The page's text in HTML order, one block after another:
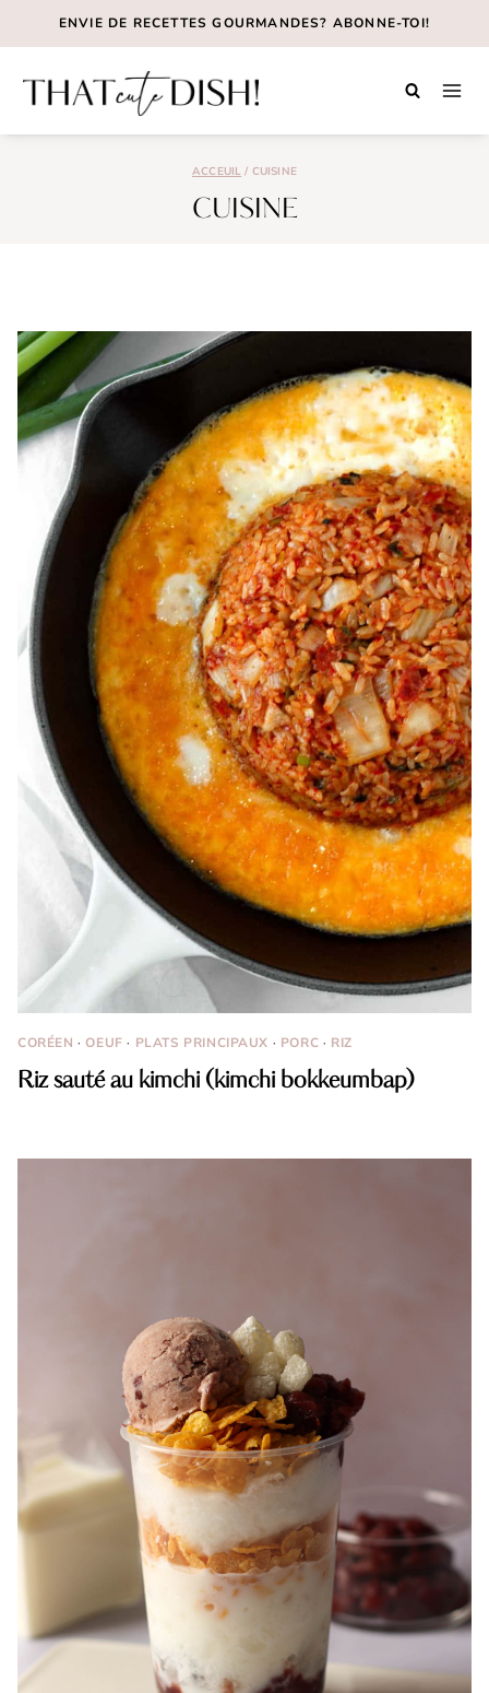
au
ENVIE DE RECETTES GOURMANDES? ABONNE-TOI!
ACCEUIL / CUISINE
CUISINE
CORÉEN ·OEUF · PLATS PRINCIPAUX · PORC · RIZ
Riz sauté au kimchi (kimchi bokkeumbap)